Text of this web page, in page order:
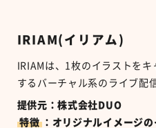
IRIAM(イリアム)
IRIAM は、 1枚のイラストをキ
するバーチャル系のライブ配
提供元：株式会社DUO
特徴 ：オリジナルイメージ